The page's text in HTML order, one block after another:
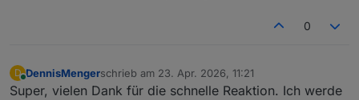
0
D DennisMengerschrieb am 23. Apr. 2026, 11:21
zuletzt editiert von
Super, vielen Dank für die schnelle Reaktion. Ich werde